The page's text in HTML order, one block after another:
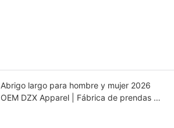
Abrigo largo para hombre y mujer 2026
OEM DZX Apparel | Fábrica de prendas de